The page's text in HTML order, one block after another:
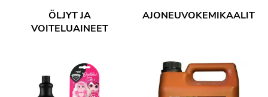
ÖLJYT JA
VOITELUAINEET
AJONEUVOKEMIKAALIT